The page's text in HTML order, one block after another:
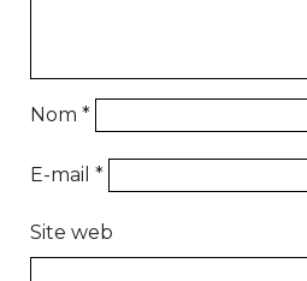
Nom *
E-mail *
Site web